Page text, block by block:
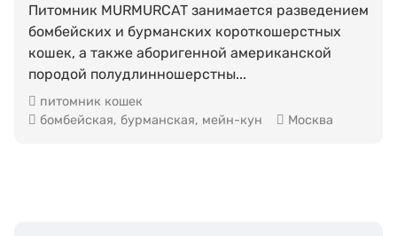
Питомник MURMURCAT занимается разведением
бомбейских и бурманских короткошерстных
кошек, а также аборигенной американской
породой полудлинношерстны...
питомник кошек
бомбейская, бурманская, мейн-кун Москва